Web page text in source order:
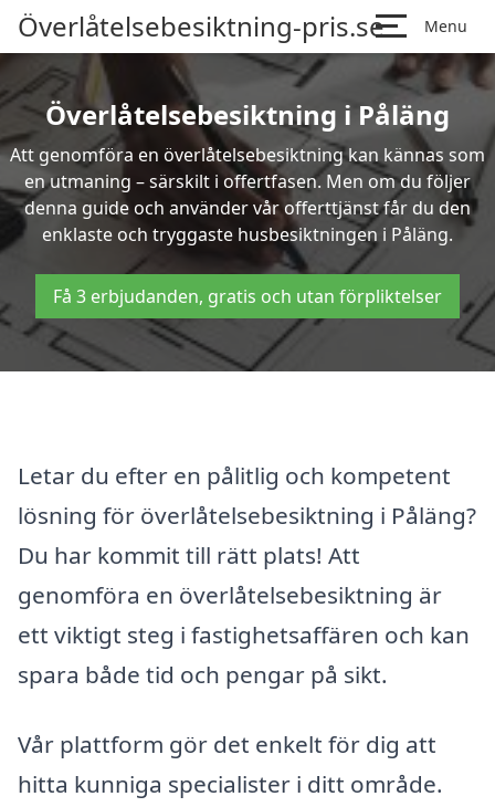
Överlåtelsebesiktning-pris.se Menu
Överlåtelsebesiktning i Påläng
Att genomföra en överlåtelsebesiktning kan kännas som
en utmaning – särskilt i offertfasen. Men om du följer
denna guide och använder vår offerttjänst får du den
enklaste och tryggaste husbesiktningen i Påläng.
Få 3 erbjudanden, gratis och utan förpliktelser
Letar du efter en pålitlig och kompetent
lösning för överlåtelsebesiktning i Påläng?
Du har kommit till rätt plats! Att
genomföra en överlåtelsebesiktning är
ett viktigt steg i fastighetsaffären och kan
spara både tid och pengar på sikt.
Vår plattform gör det enkelt för dig att
hitta kunniga specialister i ditt område.